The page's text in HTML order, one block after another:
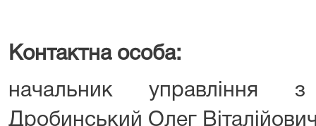
Контактна особа:
начальник управління
Дробинський Олег